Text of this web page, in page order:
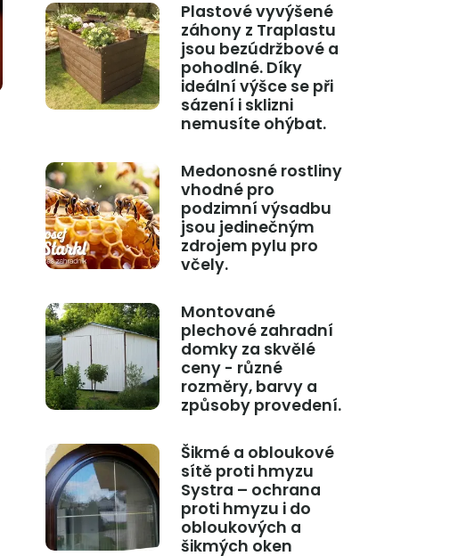
Plastové vyvýšené
záhony z Traplastu
jsou bezúdržbové a
pohodlné. Díky
ideální výšce se při
sázení i sklizni
nemusíte ohýbat.
Medonosné rostliny
vhodné pro
podzimní výsadbu
jsou jedinečným
zdrojem pylu pro
včely.
Montované
plechové zahradní
domky za skvělé
ceny - různé
rozměry, barvy a
způsoby provedení.
Šikmé a obloukové
sítě proti hmyzu
Systra – ochrana
proti hmyzu i do
obloukových a
šikmých oken